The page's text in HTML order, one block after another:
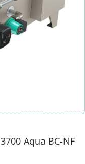
Aqua BC-NF